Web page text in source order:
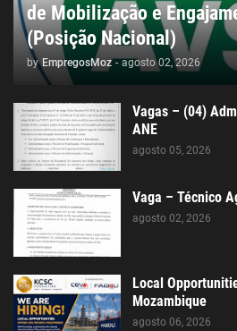
de Mobilização e
(Posição Nacional)
by EmpregosMoz - agosto 02, 2026
Vagas – (04)
ANE
agosto 05, 2026
Vaga – Técnico
agosto 02, 2026
Local
Mozambique
agosto 06, 2026